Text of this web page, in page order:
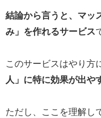
結論から言うと、マッ
み」を作れるサービス
このサービスはやり方
人」に特に効果が出や
ただし、ここを理解し